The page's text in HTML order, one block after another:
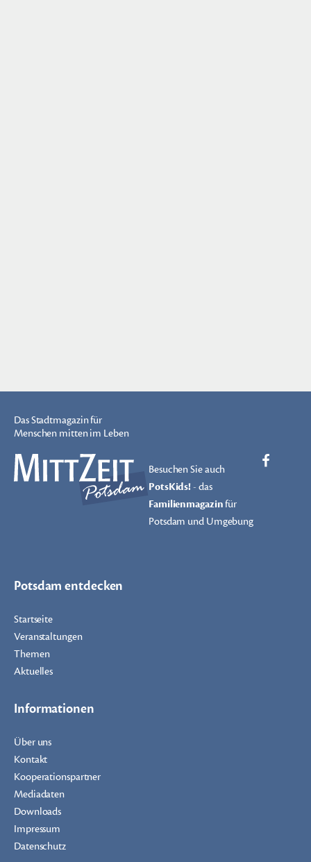
Das Stadtmagazin für
Menschen mitten im Leben
Besuchen Sie auch
PotsKids!- das
Familienmagazinfür
Potsdam und Umgebung
Potsdam entdecken
Startseite
Veranstaltungen
Themen
Aktuelles
Informationen
Über uns
Kontakt
Kooperationspartner
Mediadaten
Downloads
Impressum
Datenschutz